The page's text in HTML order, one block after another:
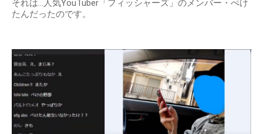
それは…人気YouTuber「フィッシャーズ」のメンバー・ぺけ
たんだったのです。